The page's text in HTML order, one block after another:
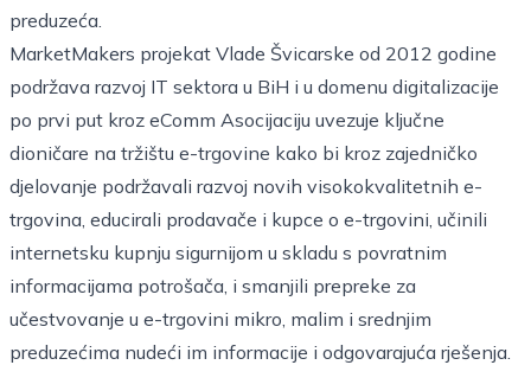
preduzeća.
MarketMakers projekat Vlade Švicarske od 2012 godine
podržava razvoj IT sektora u BiH i u domenu digitalizacije
po prvi put kroz eComm Asocijaciju uvezuje ključne
dioničare na tržištu e-trgovine kako bi kroz zajedničko
djelovanje podržavali razvoj novih visokokvalitetnih e-
trgovina, educirali prodavače i kupce o e-trgovini, učinili
internetsku kupnju sigurnijom u skladu s povratnim
informacijama potrošača, i smanjili prepreke za
učestvovanje u e-trgovini mikro, malim i srednjim
preduzećima nudeći im informacije i odgovarajuća rješenja.